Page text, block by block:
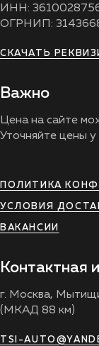
ИНН:
ОГРНИП:
СКАЧАТЬ
Важно
Цена на сайте
Уточняйте цены
ПОЛИТИКА
УСЛОВИЯ
ВАКАНСИИ
Контактная
г. Москва,
(МКАД 88 км)
TSI-